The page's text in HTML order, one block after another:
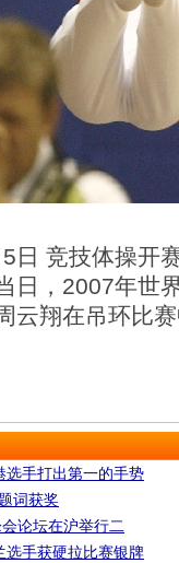
5日 竞技体操开
日，2007年世
云翔在吊环比
选手打出第一的手势
词获奖
论坛在沪举行二
选手获硬拉比赛银牌